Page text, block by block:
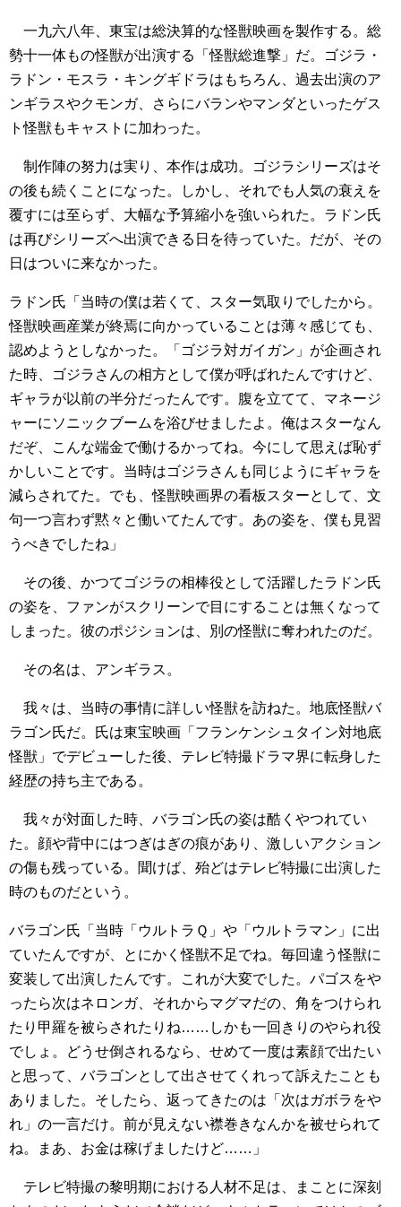
一九六八年、東宝は総決算的な怪獣映画を製作する。総
勢十一体もの怪獣が出演する「怪獣総進撃」だ。ゴジラ・
ラドン・モスラ・キングギドラはもちろん、過去出演のア
ンギラスやクモンガ、さらにバランやマンダといったゲス
ト怪獣もキャストに加わった。
制作陣の努力は実り、本作は成功。ゴジラシリーズはそ
の後も続くことになった。しかし、それでも人気の衰えを
覆すには至らず、大幅な予算縮小を強いられた。ラドン氏
は再びシリーズへ出演できる日を待っていた。だが、その
日はついに来なかった。
ラドン氏「当時の僕は若くて、スター気取りでしたから。
怪獣映画産業が終焉に向かっていることは薄々感じても、
認めようとしなかった。「ゴジラ対ガイガン」が企画され
た時、ゴジラさんの相方として僕が呼ばれたんですけど、
ギャラが以前の半分だったんです。腹を立てて、マネージ
ャーにソニックブームを浴びせましたよ。俺はスターなん
だぞ、こんな端金で働けるかってね。今にして思えば恥ず
かしいことです。当時はゴジラさんも同じようにギャラを
減らされてた。でも、怪獣映画界の看板スターとして、文
句一つ言わず黙々と働いてたんです。あの姿を、僕も見習
うべきでしたね」
その後、かつてゴジラの相棒役として活躍したラドン氏
の姿を、ファンがスクリーンで目にすることは無くなって
しまった。彼のポジションは、別の怪獣に奪われたのだ。
その名は、アンギラス。
我々は、当時の事情に詳しい怪獣を訪ねた。地底怪獣バ
ラゴン氏だ。氏は東宝映画「フランケンシュタイン対地底
怪獣」でデビューした後、テレビ特撮ドラマ界に転身した
経歴の持ち主である。
我々が対面した時、バラゴン氏の姿は酷くやつれてい
た。顔や背中にはつぎはぎの痕があり、激しいアクション
の傷も残っている。聞けば、殆どはテレビ特撮に出演した
時のものだという。
バラゴン氏「当時「ウルトラＱ」や「ウルトラマン」に出
ていたんですが、とにかく怪獣不足でね。毎回違う怪獣に
変装して出演したんです。これが大変でした。パゴスをや
ったら次はネロンガ、それからマグマだの、角をつけられ
たり甲羅を被らされたりね……しかも一回きりのやられ役
でしょ。どうせ倒されるなら、せめて一度は素顔で出たい
と思って、バラゴンとして出させてくれって訴えたことも
ありました。そしたら、返ってきたのは「次はガボラをや
れ」の一言だけ。前が見えない襟巻きなんかを被せられて
ね。まあ、お金は稼げましたけど……」
テレビ特撮の黎明期における人材不足は、まことに深刻